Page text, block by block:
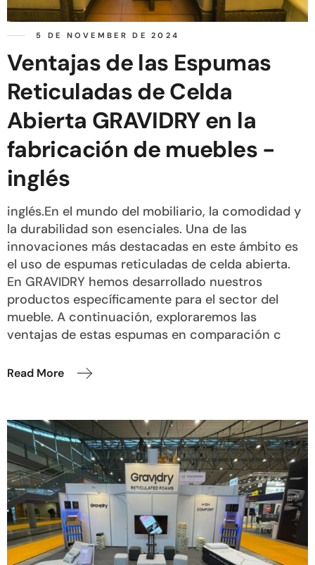
5 DE NOVEMBER DE 2024
Ventajas de las Espumas
Reticuladas de Celda
Abierta GRAVIDRY en la
fabricación de muebles -
inglés
inglés.En el mundo del mobiliario, la comodidad y
la durabilidad son esenciales. Una de las
innovaciones más destacadas en este ámbito es
el uso de espumas reticuladas de celda abierta.
En GRAVIDRY hemos desarrollado nuestros
productos específicamente para el sector del
mueble. A continuación, exploraremos las
ventajas de estas espumas en comparación c
Read More